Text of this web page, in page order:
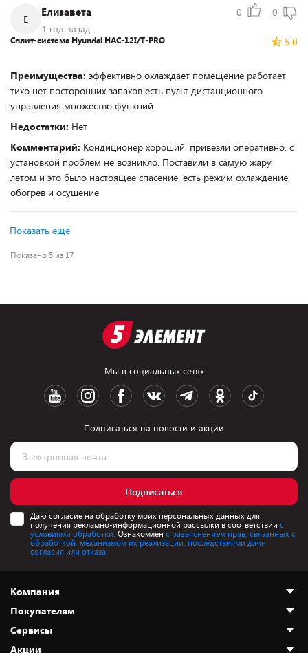
Е
Елизавета
1 год назад
0 0
5.0
Сплит-система Hyundai HAC-12I/T-PRO
Преимущества: эффективно охлаждает помещение работает
тихо нет посторонних запахов есть пульт дистанционного
управления множество функций
Недостатки: Нет
Комментарий: Кондиционер хороший. привезли оперативно. с
установкой проблем не возникло. Поставили в самую жару
летом и это было настоящее спасение. есть режим охлаждение,
обогрев и осушение
Показать ещё
Показано 5 из 17
Мы в социальных сетях
Подписаться на новости и акции
Подписаться
Даю согласие на обработку моих персональных данных для
получения рекламно-информационной рассылки в соответствии с
условиями обработки. Ознакомлен с разъяснением прав, связанных с
обработкой, механизмом их реализации, последствиями дачи
согласия или отказа.
Компания
О нас
Адреса магазинов
Покупателям
Как сделать заказ
Сервисы
Акции